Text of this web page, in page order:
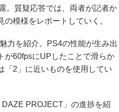
。質疑応答では、両者が記者か
模様をレポートしていく。
力を紹介。PS4の性能が生み出
が60fpsにUPしたことで滑らか
「2」に近いものを使用してい
PROJECT」の進捗を紹